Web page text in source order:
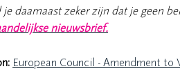
je daarnaast zeker zijn dat je geen
nieuwsbrief.
European Council - Amendment to